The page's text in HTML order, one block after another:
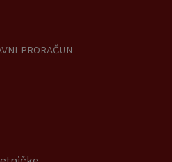
PRORAČUN